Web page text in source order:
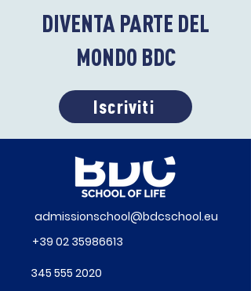
DIVENTA PARTE DEL
MONDO BDC
Iscriviti
admissionschool@bdcschool.eu
+39 02 35986613
345 555 2020